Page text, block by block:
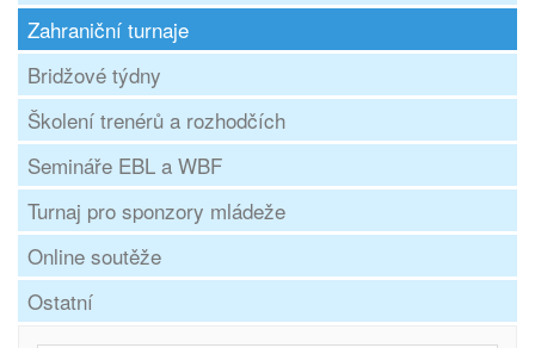
Zahraniční turnaje
Bridžové týdny
Školení trenérů a rozhodčích
Semináře EBL a WBF
Turnaj pro sponzory mládeže
Online soutěže
Ostatní